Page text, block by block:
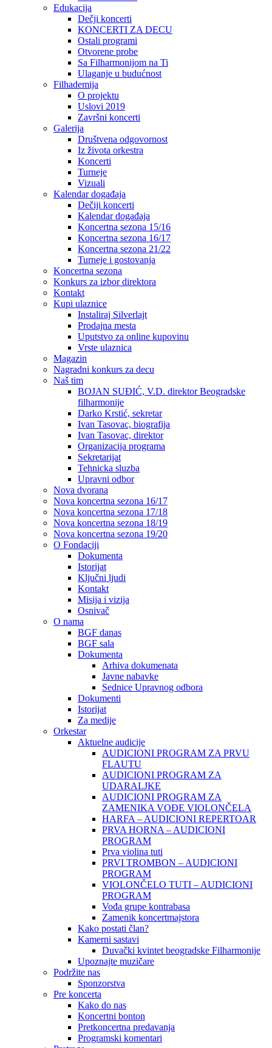
Edukacija
Dečji koncerti
KONCERTI ZA DECU
Ostali programi
Otvorene probe
Sa Filharmonijom na Ti
Ulaganje u budućnost
Filhademija
O projektu
Uslovi 2019
Završni koncerti
Galerija
Društvena odgovornost
Iz života orkestra
Koncerti
Turneje
Vizuali
Kalendar događaja
Dečiji koncerti
Kalendar događaja
Koncertna sezona 15/16
Koncertna sezona 16/17
Koncertna sezona 21/22
Turneje i gostovanja
Koncertna sezona
Konkurs za izbor direktora
Kontakt
Kupi ulaznice
Instaliraj Silverlajt
Prodajna mesta
Uputstvo za online kupovinu
Vrste ulaznica
Magazin
Nagradni konkurs za decu
Naš tim
BOJAN SUĐIĆ, V.D. direktor Beogradske
filharmonije
Darko Krstić, sekretar
Ivan Tasovac, biografija
Ivan Tasovac, direktor
Organizacija programa
Sekretarijat
Tehnicka sluzba
Upravni odbor
Nova dvorana
Nova koncertna sezona 16/17
Nova koncertna sezona 17/18
Nova koncertna sezona 18/19
Nova koncertna sezona 19/20
O Fondaciji
Dokumenta
Istorijat
Ključni ljudi
Kontakt
Misija i vizija
Osnivač
O nama
BGF danas
BGF sala
Dokumenta
Arhiva dokumenata
Javne nabavke
Sednice Upravnog odbora
Dokumenti
Istorijat
Za medije
Orkestar
Aktuelne audicije
AUDICIONI PROGRAM ZA PRVU
FLAUTU
AUDICIONI PROGRAM ZA
UDARALЈKE
AUDICIONI PROGRAM ZA
ZAMENIKA VOĐE VIOLONČELA
HARFA – AUDICIONI REPERTOAR
PRVA HORNA – AUDICIONI
PROGRAM
Prva violina tuti
PRVI TROMBON – AUDICIONI
PROGRAM
VIOLONČELO TUTI – AUDICIONI
PROGRAM
Vođa grupe kontrabasa
Zamenik koncertmajstora
Kako postati član?
Kamerni sastavi
Duvački kvintet beogradske Filharmonije
Upoznajte muzičare
Podržite nas
Sponzorstva
Pre koncerta
Kako do nas
Koncertni bonton
Pretkoncertna predavanja
Programski komentari